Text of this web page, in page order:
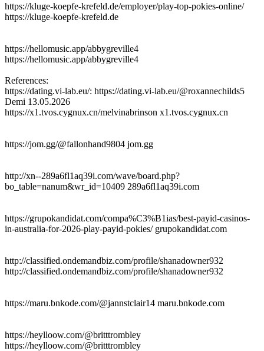
https://kluge-koepfe-krefeld.de/employer/play-top-pokies-online/
https://kluge-koepfe-krefeld.de
https://hellomusic.app/abbygreville4
https://hellomusic.app/abbygreville4
References:
https://dating.vi-lab.eu/: https://dating.vi-lab.eu/@roxannechilds5
Demi 13.05.2026
https://x1.tvos.cygnux.cn/melvinabrinson x1.tvos.cygnux.cn
https://jom.gg/@fallonhand9804 jom.gg
http://xn--289a6fl1aq39i.com/wave/board.php?
bo_table=nanum&wr_id=10409 289a6fl1aq39i.com
https://grupokandidat.com/compa%C3%B1ias/best-payid-casinos-
in-australia-for-2026-play-payid-pokies/ grupokandidat.com
http://classified.ondemandbiz.com/profile/shanadowner932
http://classified.ondemandbiz.com/profile/shanadowner932
https://maru.bnkode.com/@jannstclair14 maru.bnkode.com
https://heylloow.com/@britttrombley
https://heylloow.com/@britttrombley